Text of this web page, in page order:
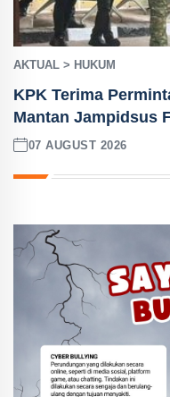
AKTUAL > HUKUM
KPK Terima
Mantan Jampidsus
07 AUGUST 2026